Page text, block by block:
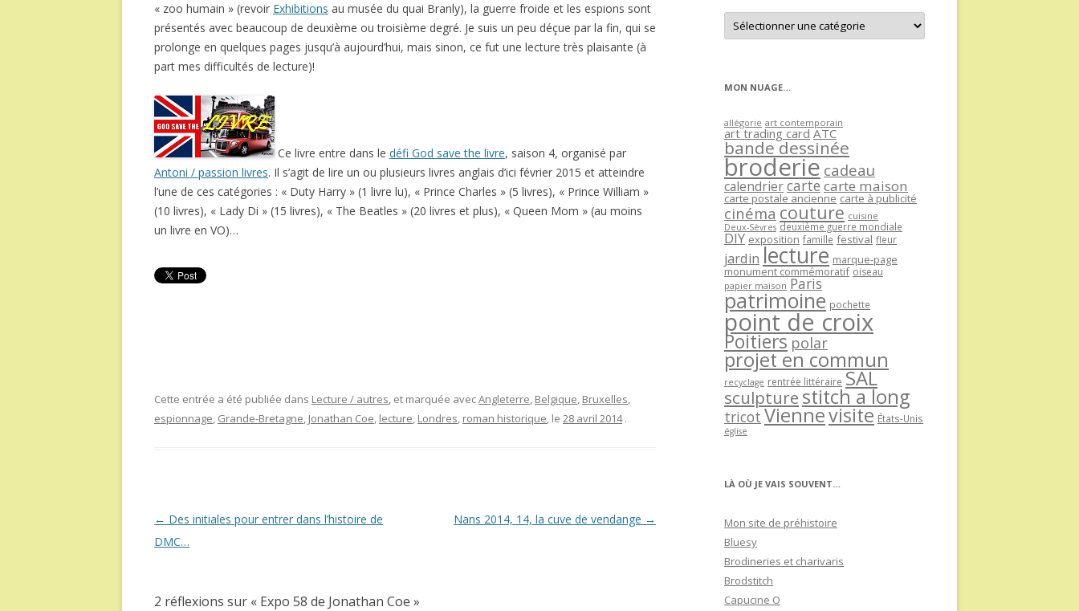
« zoo humain » (revoir Exhibitions au musée du quai Branly), la guerre froide et les espions sont
présentés avec beaucoup de deuxième ou troisième degré. Je suis un peu déçue par la fin, qui se
prolonge en quelques pages jusqu’à aujourd’hui, mais sinon, ce fut une lecture très plaisante (à
part mes difficultés de lecture)!
Ce livre entre dans le défi God save the livre, saison 4, organisé par
Antoni / passion livres. Il s’agit de lire un ou plusieurs livres anglais d’ici février 2015 et atteindre
l’une de ces catégories : « Duty Harry » (1 livre lu), « Prince Charles » (5 livres), « Prince William »
(10 livres), « Lady Di » (15 livres), « The Beatles » (20 livres et plus), « Queen Mom » (au moins
un livre en VO)…
Cette entrée a été publiée dans Lecture / autres, et marquée avecAngleterre, Belgique, Bruxelles,
espionnage, Grande-Bretagne, Jonathan Coe, lecture, Londres, roman historique, le 28 avril 2014 .
Navigation
des
← Des initiales pour entrer dans l’histoire de
DMC…
Nans 2014, 14, la cuve de vendange →
2 réflexions sur « Expo 58 de Jonathan Coe »
Retrouver
les
articles
MON NUAGE…
allégorie art contemporain
art trading card ATC
bande dessinée
broderie cadeau
calendriercartecarte maison
carte postale ancienne carte à publicité
cinéma couture cuisine
Deux-Sèvres deuxième guerre mondiale
DIY exposition famille festival fleur
jardin lecture marque-page
monument commémoratif oiseau
papier maison Paris
patrimoine pochette
point de croix
Poitiers polar
projet en commun
recyclage rentrée littéraire SAL
sculpture stitch a long
tricot Viennevisite États-Unis
église
LÀ OÙ JE VAIS SOUVENT…
Mon site de préhistoire
Bluesy
Brodineries et charivaris
Brodstitch
Capucine O